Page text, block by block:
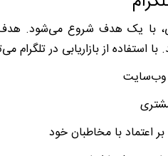
با یک هدف شروع می‌شود. هدف
استفاده از بازاریابی در تلگرام
وب‌سایت
اعتماد با مخاطبان خود